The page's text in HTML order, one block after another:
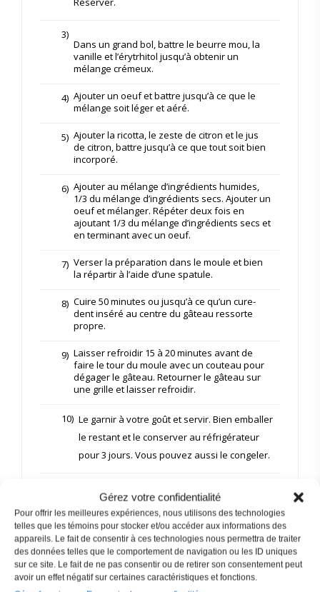
Gérez votre confidentialité
Pour offrir les meilleures expériences, nous utilisons des technologies
telles que les témoins pour stocker et/ou accéder aux informations des
appareils. Le fait de consentir à ces technologies nous permettra de traiter
des données telles que le comportement de navigation ou les ID uniques
sur ce site. Le fait de ne pas consentir ou de retirer son consentement peut
avoir un effet négatif sur certaines caractéristiques et fonctions.
3)
Dans un grand bol, battre le beurre mou, la
vanille et l’érytrhitol jusqu’à obtenir un
mélange crémeux.
4) Ajouter un oeuf et battre jusqu’à ce que le
mélange soit léger et aéré.
5) Ajouter la ricotta, le zeste de citron et le jus
de citron, battre jusqu’à ce que tout soit bien
incorporé.
6) Ajouter au mélange d’ingrédients humides,
1/3 du mélange d’ingrédients secs. Ajouter un
oeuf et mélanger. Répéter deux fois en
ajoutant 1/3 du mélange d’ingrédients secs et
en terminant avec un oeuf.
7) Verser la préparation dans le moule et bien
la répartir à l’aide d’une spatule.
8) Cuire 50 minutes ou jusqu’à ce qu’un cure-
dent inséré au centre du gâteau ressorte
propre.
9) Laisser refroidir 15 à 20 minutes avant de
faire le tour du moule avec un couteau pour
dégager le gâteau. Retourner le gâteau sur
une grille et laisser refroidir.
10) Le garnir à votre goût et servir. Bien emballer
le restant et le conserver au réfrigérateur
pour 3 jours. Vous pouvez aussi le congeler.
Pour la conversion des mesures en gramme
https://www.ketosanteplus.com/tableau-de-
conversion-en-gramme/